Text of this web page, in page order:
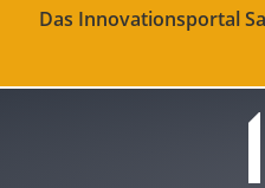
Das Innovationsportal